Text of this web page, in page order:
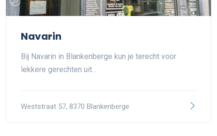
Navarin
Bij Navarin in Blankenberge kun je terecht voor
lekkere gerechten uit…
Weststraat 57, 8370 Blankenberge